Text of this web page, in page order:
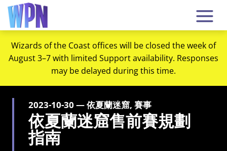
Wizards of the Coast offices will be closed the week of
August 3–7 with limited Support availability. Responses
may be delayed during this time.
2023-10-30 — 依夏蘭迷窟, 賽事
依夏蘭迷窟售前賽規劃
指南